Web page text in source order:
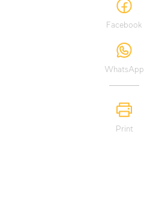
Facebook
WhatsApp
Print